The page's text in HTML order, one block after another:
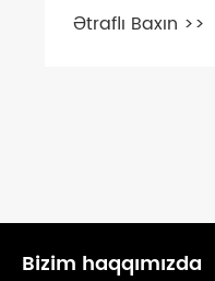
Ətraflı Baxın >>
Bizim haqqımızda